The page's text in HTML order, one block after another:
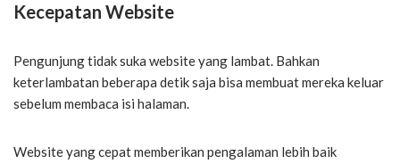
Kecepatan Website
Pengunjung tidak suka website yang lambat. Bahkan
keterlambatan beberapa detik saja bisa membuat mereka keluar
sebelum membaca isi halaman.
Website yang cepat memberikan pengalaman lebih baik